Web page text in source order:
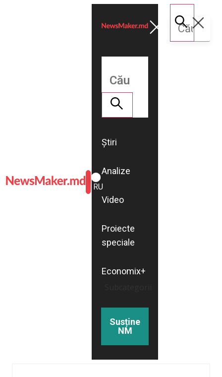
ROMÂNĂ
RU
Știri
Analize
Video
Proiecte
speciale
Economix+
Susține
NM